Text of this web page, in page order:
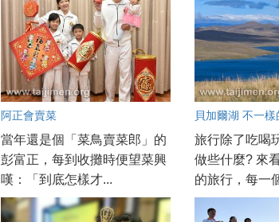
阿正會賣菜
當年還是個「菜鳥賣菜郎」的
彭富正，每到收攤時便望菜興
嘆：「到底怎樣才...
貝加爾湖 不一樣
旅行除了吃喝
做些什麼? 來
的旅行，每一